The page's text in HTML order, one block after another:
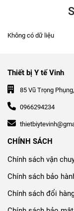
Không có dữ liệu
Thiết bị Y tế Vinh
85 Vũ Trọng
0966294234
CHÍNH SÁCH
Chính sách vận
Chính sách bảo
Chính sách đổi